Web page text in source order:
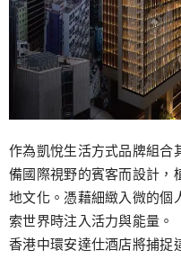
作為凱悅生活方式品牌組合
備國際視野的賓客而設計，
地文化。憑藉細緻入微的個
索世界時注入活力與能量。
香港中環安達仕酒店將捕捉